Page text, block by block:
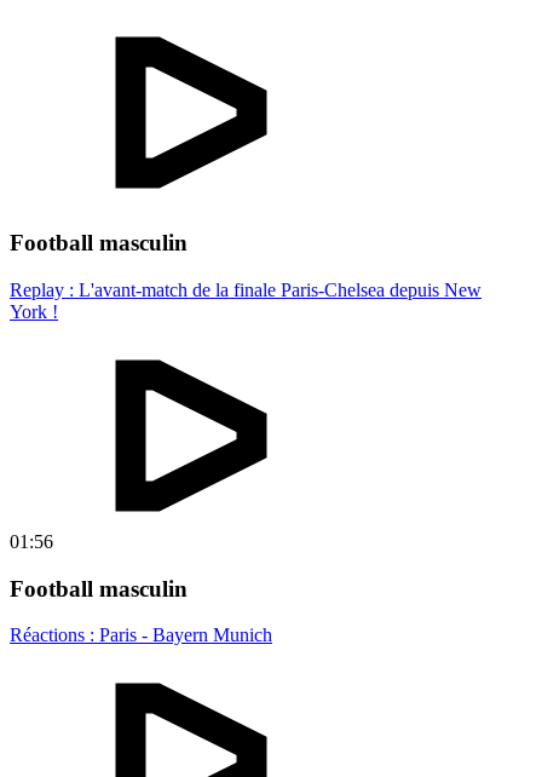
Football masculin
Replay : L'avant-match de la finale Paris-Chelsea depuis New
York !
01:56
Football masculin
Réactions : Paris - Bayern Munich